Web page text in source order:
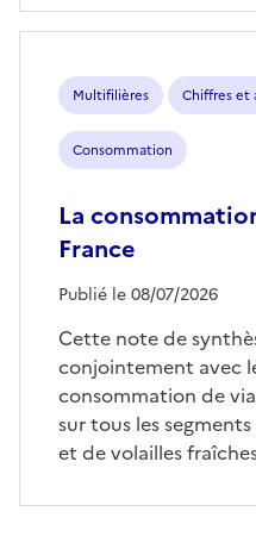
Multifilières Chiffres et
Consommation
La
France
Publié le 08/07/2026
Cette note de
conjointement avec
consommation de
sur tous les
et de volailles